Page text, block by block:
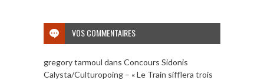
VOS COMMENTAIRES
gregory tarmoul dans Concours Sidonis
Calysta/Culturopoing – « Le Train sifflera trois